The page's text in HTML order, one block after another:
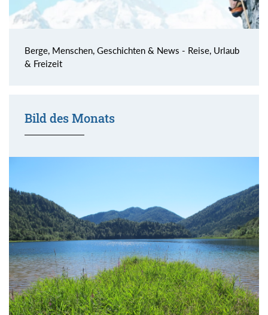
Berge, Menschen, Geschichten & News - Reise, Urlaub
& Freizeit
Bild des Monats